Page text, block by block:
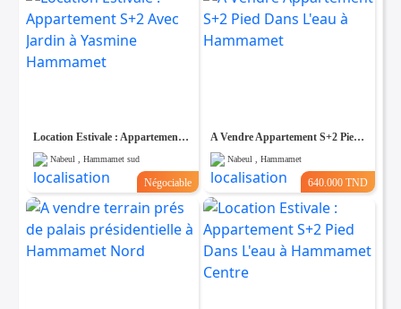
Location Estivale : Appartement S+2 Avec Jardin à Yasmine Hammamet
Nabeul , Hammamet sud
Négociable
A Vendre Appartement S+2 Pied Dans L'eau à Hammamet
Nabeul , Hammamet
640.000 TND